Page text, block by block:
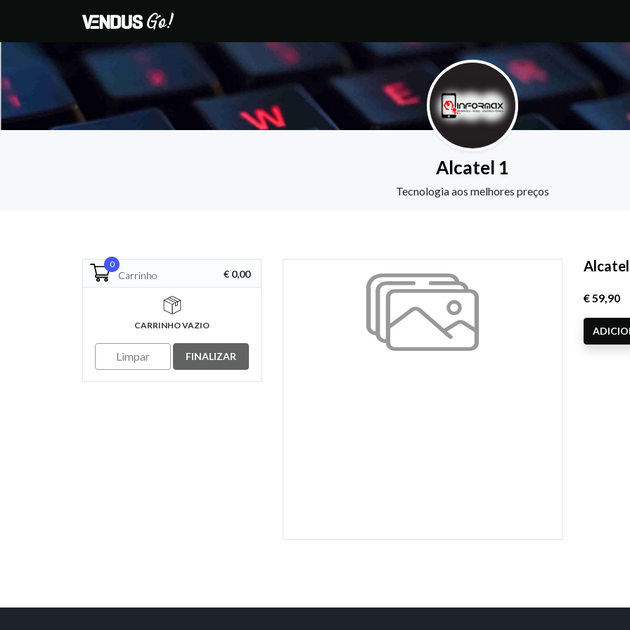
Alcatel 1
Tecnologia aos melhores preços
0
Carrinho € 0,00
CARRINHO VAZIO
Limpar FINALIZAR
€ 59,90